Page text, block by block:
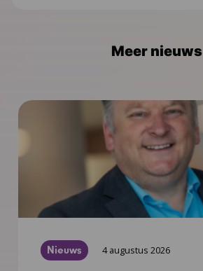
Meer nieuws
Nieuws 4 augustus 2026